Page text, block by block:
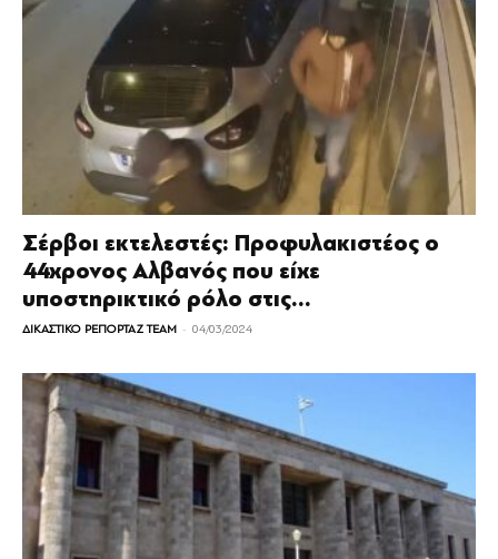
Σέρβοι εκτελεστές: Προφυλακιστέος ο
44χρονος Αλβανός που είχε
υποστηρικτικό ρόλο στις...
ΔΙΚΑΣΤΙΚΟ ΡΕΠΟΡΤΑΖ TEAM - 04/03/2024